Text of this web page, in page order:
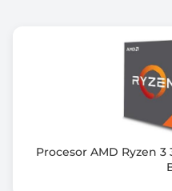
Karta graficzna
AMD Radeon Graphics
Maksymalny pobór
120.0 W
Procesor AMD Ryzen 3